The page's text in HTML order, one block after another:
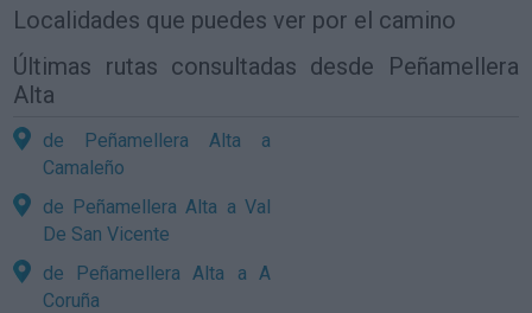
Localidades que puedes ver por el camino
Últimas rutas consultadas desde Peñamellera
Alta
de Peñamellera Alta a
Camaleño
de Peñamellera Alta a Val
De San Vicente
de Peñamellera Alta a A
Coruña